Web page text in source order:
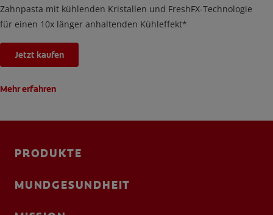
Zahnpasta mit kühlenden Kristallen und FreshFX-Technologie
für einen 10x länger anhaltenden Kühleffekt*
Jetzt kaufen
Mehr erfahren
PRODUKTE
MUNDGESUNDHEIT